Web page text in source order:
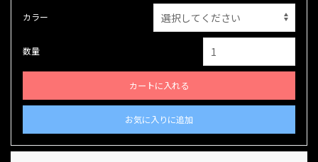
カラー
数量
カートに入れる
お気に入りに追加